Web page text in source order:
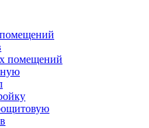
помещений